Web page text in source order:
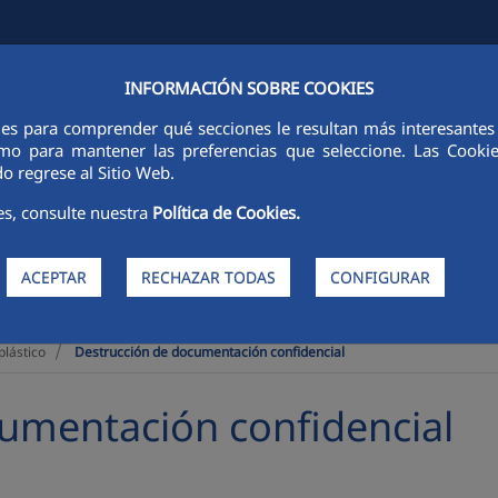
INFORMACIÓN SOBRE COOKIES
para comprender qué secciones le resultan más
para mantener las preferencias que seleccione. Las
regrese al Sitio Web.
consulte nuestra Política de Cookies.
ACEPTAR RECHAZAR TODAS CONFIGURAR
SOSTENIBILIDAD PERSONAS INNOVACIÓN
Destrucción de documentación confidencial
confidencial